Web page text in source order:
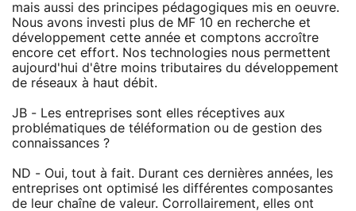
mais aussi des principes pédagogiques mis en oeuvre.
Nous avons investi plus de MF 10 en recherche et
développement cette année et comptons accroître
encore cet effort. Nos technologies nous permettent
aujourd'hui d'être moins tributaires du développement
de réseaux à haut débit.
JB - Les entreprises sont elles réceptives aux
problématiques de téléformation ou de gestion des
connaissances ?
ND - Oui, tout à fait. Durant ces dernières années, les
entreprises ont optimisé les différentes composantes
de leur chaîne de valeur. Corrollairement, elles ont